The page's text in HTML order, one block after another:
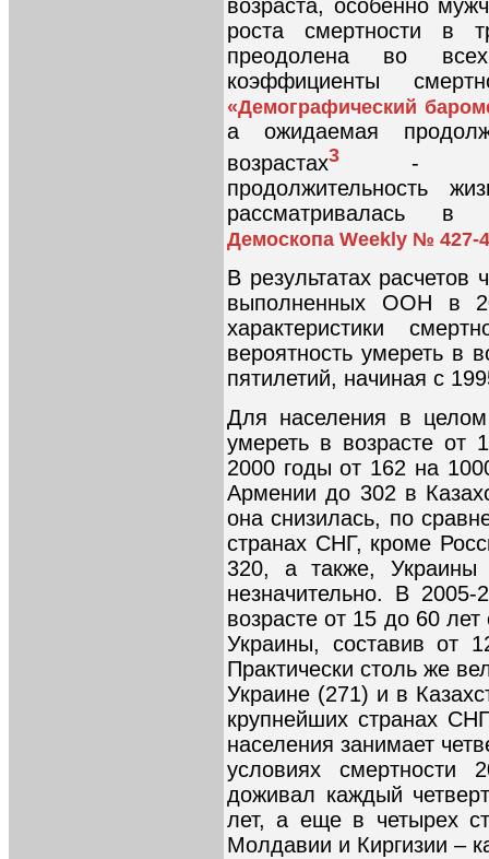
возраста, особенно
роста смертности в
преодолена во
коэффициенты
«Демографический
а ожидаемая
возрастах3 -
продолжительность
рассматривалась
Демоскопа Weekly № 427-
В результатах расчетов
выполненных ООН в
характеристики
вероятность умереть в
пятилетий, начиная с
Для населения в
умереть в возрасте от
2000 годы от 162 на
Армении до 302 в
она снизилась, по
странах СНГ, кроме
320, а также, Украины
незначительно. В 2005-
возрасте от 15 до 60
Украины, составив от
Практически столь же
Украине (271) и в
крупнейших странах
населения занимает
условиях
доживал каждый
лет, а еще в четырех
Молдавии и Киргизии –